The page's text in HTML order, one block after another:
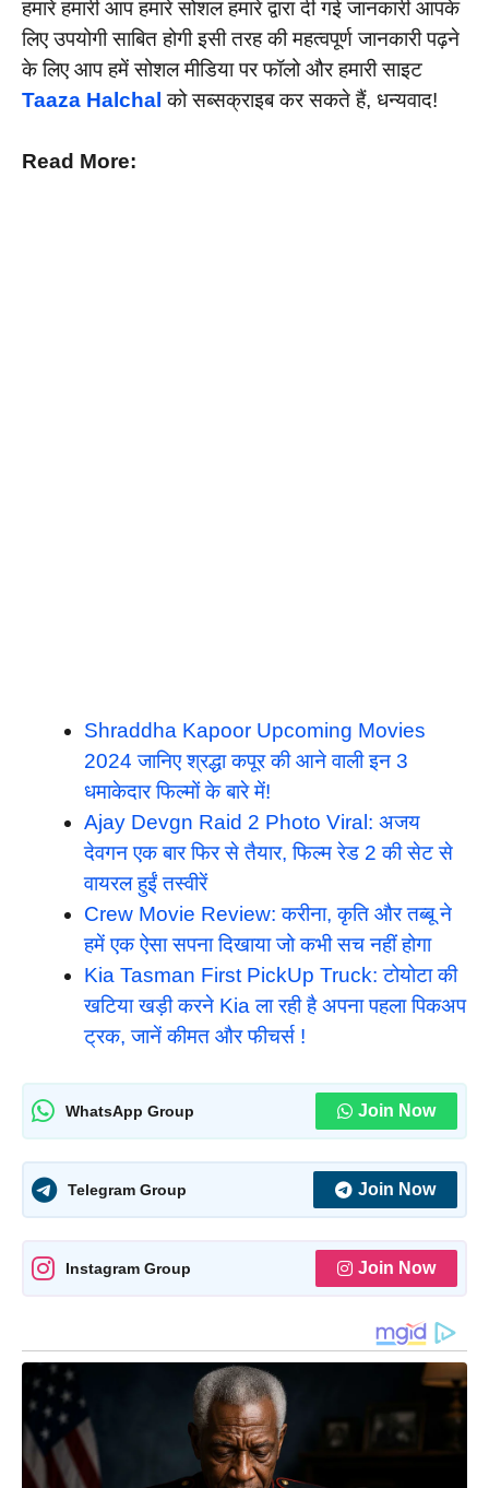
हमारे हमारी आप हमारे सोशल हमारे द्वारा दी गई जानकारी आपके
लिए उपयोगी साबित होगी इसी तरह की महत्वपूर्ण जानकारी पढ़ने
के लिए आप हमें सोशल मीडिया पर फॉलो और हमारी साइट
Taaza Halchal को सब्सक्राइब कर सकते हैं, धन्यवाद!
Read More:
Shraddha Kapoor Upcoming Movies
2024 जानिए श्रद्धा कपूर की आने वाली इन 3
धमाकेदार फिल्मों के बारे में!
Ajay Devgn Raid 2 Photo Viral: अजय
देवगन एक बार फिर से तैयार, फिल्म रेड 2 की सेट से
वायरल हुईं तस्वीरें
Crew Movie Review: करीना, कृति और तब्बू ने
हमें एक ऐसा सपना दिखाया जो कभी सच नहीं होगा
Kia Tasman First PickUp Truck: टोयोटा की
खटिया खड़ी करने Kia ला रही है अपना पहला पिकअप
ट्रक, जानें कीमत और फीचर्स !
WhatsApp Group Join Now
Telegram Group Join Now
Instagram Group Join Now